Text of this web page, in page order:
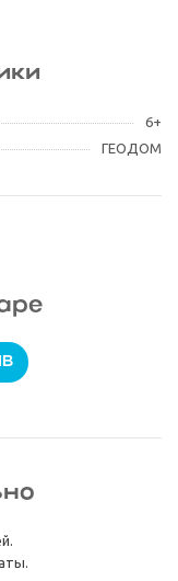
6+
ГЕОДОМ